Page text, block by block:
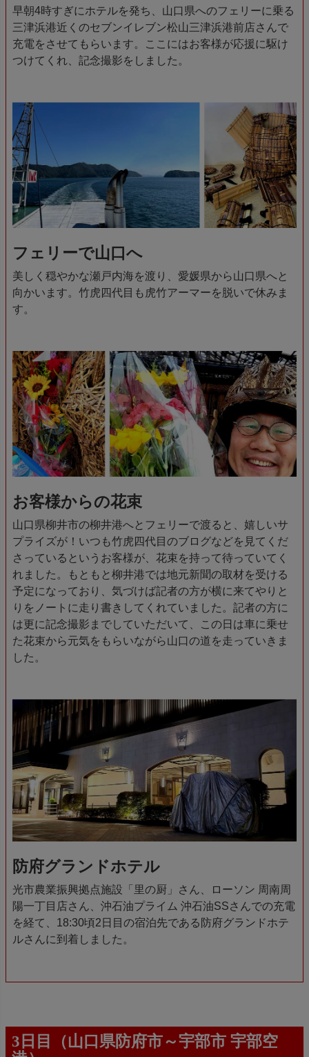
早朝4時すぎにホテルを発ち、山口県へのフェリーに乗る
三津浜港近くのセブンイレブン松山三津浜港前店さんで
充電をさせてもらいます。ここにはお客様が応援に駆け
つけてくれ、記念撮影をしました。
フェリーで山口へ
美しく穏やかな瀬戸内海を渡り、愛媛県から山口県へと
向かいます。竹虎四代目も虎竹アーマーを脱いで休みま
す。
お客様からの花束
山口県柳井市の柳井港へとフェリーで渡ると、嬉しいサ
プライズが！いつも竹虎四代目のブログなどを見てくだ
さっているというお客様が、花束を持って待っていてく
れました。もともと柳井港では地元新聞の取材を受ける
予定になっており、気づけば記者の方が横に来てやりと
りをノートに走り書きしてくれていました。記者の方に
は更に記念撮影までしていただいて、この日は車に乗せ
た花束から元気をもらいながら山口の道を走っていきま
した。
防府グランドホテル
光市農業振興拠点施設「里の厨」さん、ローソン 周南周
陽一丁目店さん、沖石油プライム 沖石油SSさんでの充電
を経て、18:30頃2日目の宿泊先である防府グランドホテ
ルさんに到着しました。
3日目（山口県防府市～宇部市 宇部空